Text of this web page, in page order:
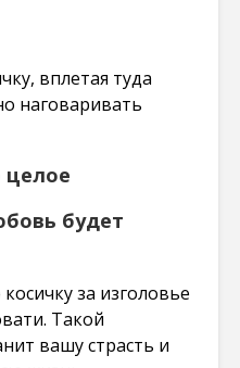
вплетая туда
наговаривать
будет
за изголовье
Такой
вашу страсть и